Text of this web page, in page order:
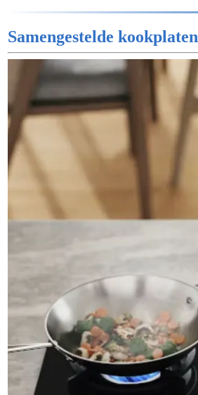
Samengestelde kookplaten